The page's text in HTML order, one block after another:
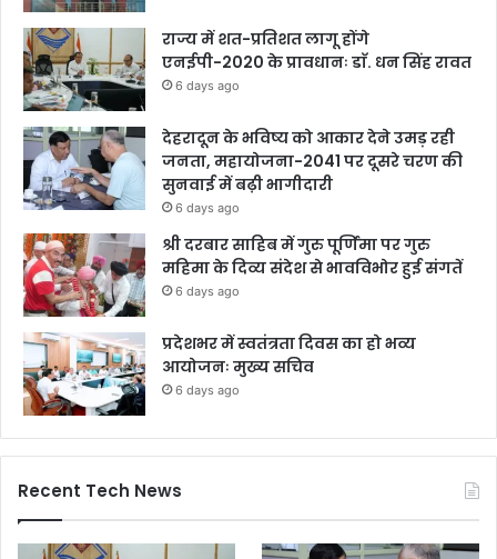
राज्य में शत-प्रतिशत लागू होंगे
एनईपी-2020 के प्रावधानः डाॅ. धन सिंह रावत
6 days ago
देहरादून के भविष्य को आकार देने उमड़ रही
जनता, महायोजना-2041 पर दूसरे चरण की
सुनवाई में बढ़ी भागीदारी
6 days ago
श्री दरबार साहिब में गुरु पूर्णिमा पर गुरु
महिमा के दिव्य संदेश से भावविभोर हुई संगतें
6 days ago
प्रदेशभर में स्वतंत्रता दिवस का हो भव्य
आयोजनः मुख्य सचिव
6 days ago
Recent Tech News